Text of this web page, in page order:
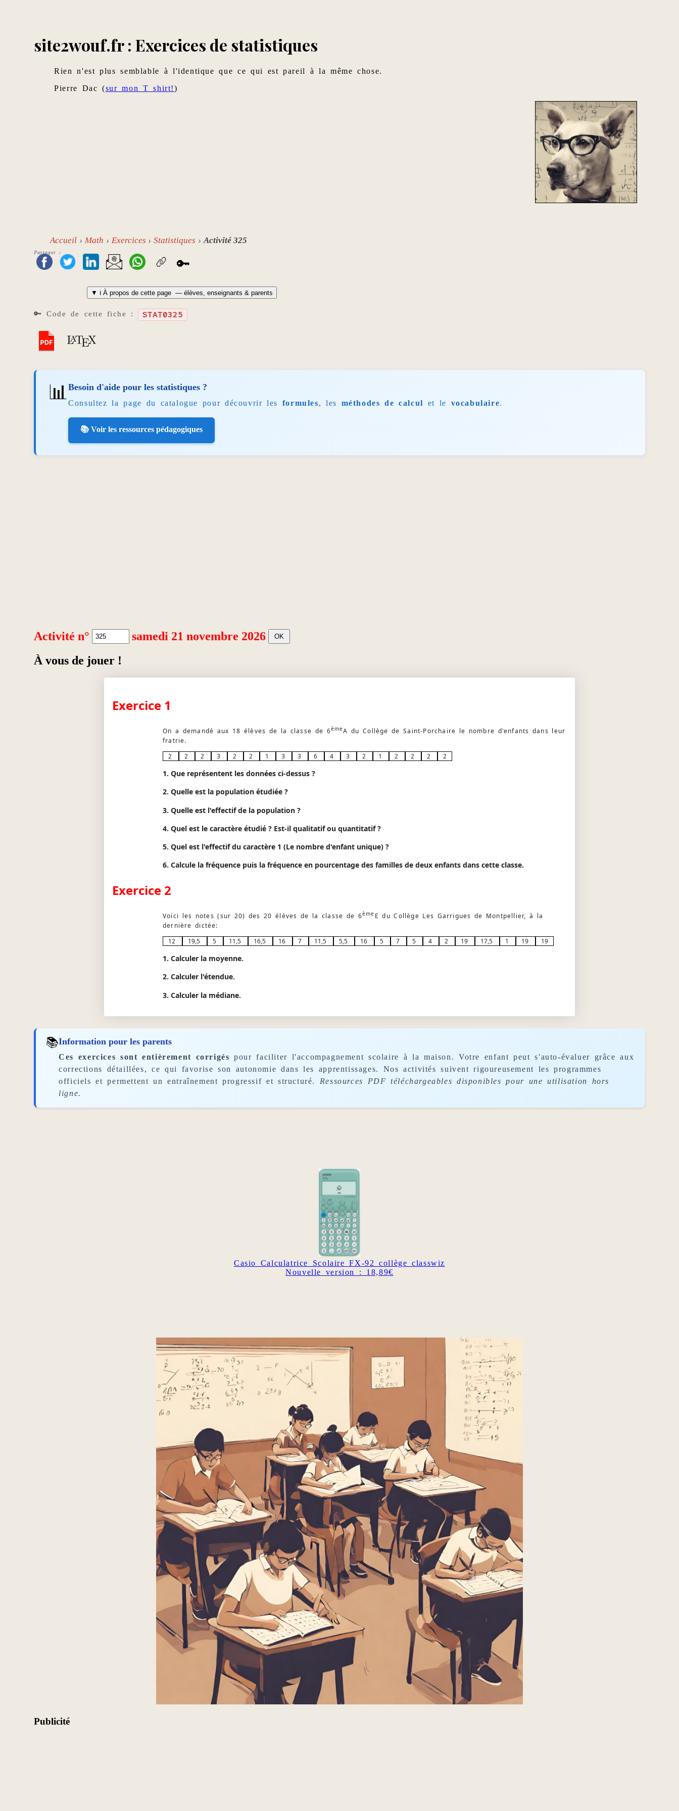
site2wouf.fr : Exercices de statistiques
Rien n'est plus semblable à l'identique que ce qui est pareil à la même chose.
Pierre Dac (sur mon T shirt!)
Accueil Math Exercices Statistiques Activité 325
Partager :
🔑
▼ ℹ️ À propos de cette page — élèves, enseignants & parents
🔑 Code de cette fiche : STAT0325
📊Besoin d'aide pour les statistiques ?
Consultez la page du catalogue pour découvrir les formules, les méthodes de calcul et le vocabulaire.
📚 Voir les ressources pédagogiques
Activité n°
samedi 21 novembre 2026
À vous de jouer !
Exercice 1
On a demandé aux 18 élèves de la classe de 6èmeA du Collège de Saint-Porchaire le nombre d'enfants dans leur
fratrie.
2
2 2 3 2 2 1 3 3 6 4 3 2 1 2 2 2 2
1. Que représentent les données ci-dessus ?
2. Quelle est la population étudiée ?
3. Quelle est l'effectif de la population ?
4. Quel est le caractère étudié ? Est-il qualitatif ou quantitatif ?
5. Quel est l'effectif du caractère 1 (Le nombre d'enfant unique) ?
6. Calcule la fréquence puis la fréquence en pourcentage des familles de deux enfants dans cette classe.
Exercice 2
Voici les notes (sur 20) des 20 élèves de la classe de 6ème E du Collège Les Garrigues de Montpellier, à la
dernière dictée:
12
19,5 5 11,5 16,5 16 7 11,5 5,5 16 5 7 5 4 2 19 17,5 1 19 19
1. Calculer la moyenne.
2. Calculer l'étendue.
3. Calculer la médiane.
📚Information pour les parents
Ces exercices sont entièrement corrigés pour faciliter l'accompagnement scolaire à la maison. Votre enfant peut s'auto-évaluer grâce aux
corrections détaillées, ce qui favorise son autonomie dans les apprentissages. Nos activités suivent rigoureusement les programmes
officiels et permettent un entraînement progressif et structuré. Ressources PDF téléchargeables disponibles pour une utilisation hors
ligne.
Casio Calculatrice Scolaire FX-92 collège classwiz
Nouvelle version : 18,89€
Publicité